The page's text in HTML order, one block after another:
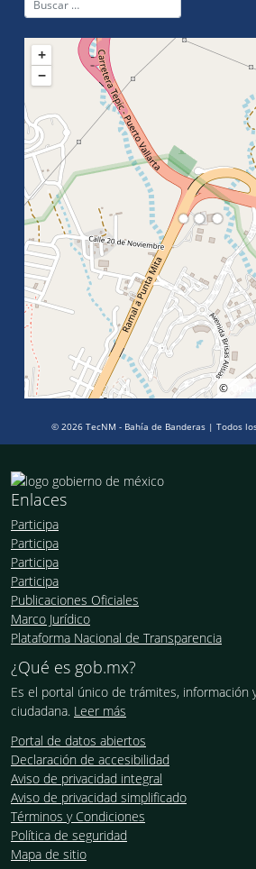
+
−
©
© 2026 TecNM - Bahía de Banderas | Todos
Enlaces
Participa
Participa
Participa
Participa
Publicaciones Oficiales
Marco Jurídico
Plataforma Nacional de Transparencia
¿Qué es gob.mx?
Es el portal único de trámites, información
ciudadana. Leer más
Portal de datos abiertos
Declaración de accesibilidad
Aviso de privacidad integral
Aviso de privacidad simplificado
Términos y Condiciones
Política de seguridad
Mapa de sitio